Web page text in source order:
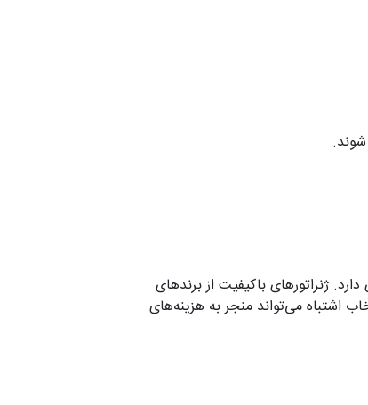
شوند.
ژنراتورهای باکیفیت از برندهای
اشتباه می‌تواند منجر به هزینه‌های